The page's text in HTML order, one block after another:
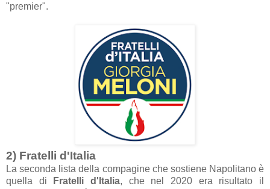
"premier".
2) Fratelli d'Italia
La seconda lista della compagine che sostiene Napolitano è
quella di
Fratelli d'Italia, che nel 2020 era risultato il